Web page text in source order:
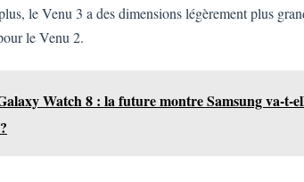
le Venu 3 a des dimensions légèrement plus
le Venu 2.
Watch 8 : la future montre Samsung va-t-